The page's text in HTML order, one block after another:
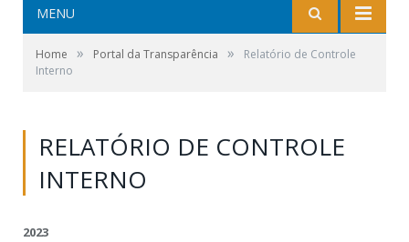
MENU
Home » Portal da Transparência »
Relatório de Controle
Interno
RELATÓRIO DE CONTROLE
INTERNO
2023